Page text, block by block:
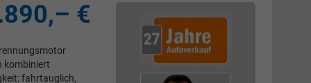
€
kombiniert
fahrtauglich,